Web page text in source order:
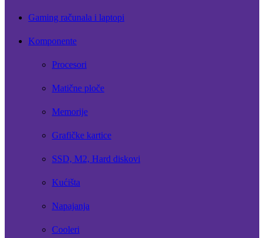
Gaming računala i laptopi
Komponente
Procesori
Matične ploče
Memorije
Grafičke kartice
SSD, M2, Hard diskovi
Kućišta
Napajanja
Cooleri